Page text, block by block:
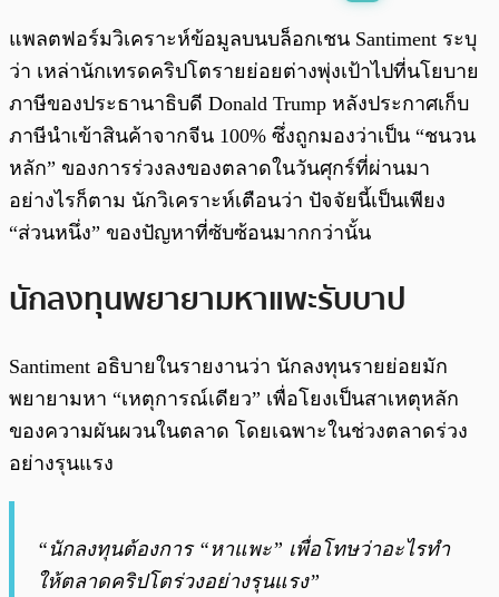
พร้อมเล่น
แพลตฟอร์มวิเคราะห์ข้อมูลบนบล็อกเชน Santiment ระบุ
ว่า เหล่านักเทรดคริปโตรายย่อยต่างพุ่งเป้าไปที่นโยบาย
ภาษีของประธานาธิบดี Donald Trump หลังประกาศเก็บ
ภาษีนำเข้าสินค้าจากจีน 100% ซึ่งถูกมองว่าเป็น “ชนวน
หลัก” ของการร่วงลงของตลาดในวันศุกร์ที่ผ่านมา
อย่างไรก็ตาม นักวิเคราะห์เตือนว่า ปัจจัยนี้เป็นเพียง
“ส่วนหนึ่ง” ของปัญหาที่ซับซ้อนมากกว่านั้น
นักลงทุนพยายามหาแพะรับบาป
Santiment อธิบายในรายงานว่า นักลงทุนรายย่อยมัก
พยายามหา “เหตุการณ์เดียว” เพื่อโยงเป็นสาเหตุหลัก
ของความผันผวนในตลาด โดยเฉพาะในช่วงตลาดร่วง
อย่างรุนแรง
“นักลงทุนต้องการ “หาแพะ” เพื่อโทษว่าอะไรทำ
ให้ตลาดคริปโตร่วงอย่างรุนแรง”